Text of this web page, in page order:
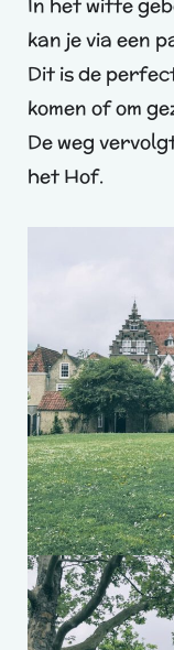
In het witte
kan je via een
Dit is de
komen of om
De weg
het Hof.